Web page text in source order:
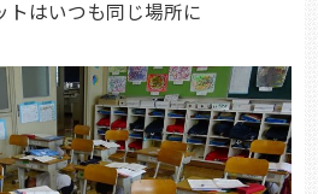
トはいつも同じ場所に